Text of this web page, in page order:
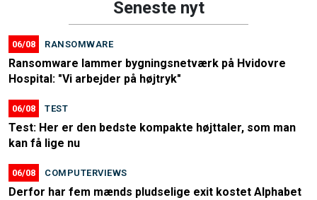
Seneste nyt
06/08 RANSOMWARE
Ransomware lammer bygningsnetværk på Hvidovre
Hospital: "Vi arbejder på højtryk"
06/08 TEST
Test: Her er den bedste kompakte højttaler, som man
kan få lige nu
06/08 COMPUTERVIEWS
Derfor har fem mænds pludselige exit kostet Alphabet